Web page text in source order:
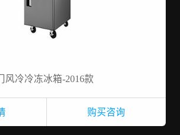
风冷冷冻冰箱-2016款
购买咨询